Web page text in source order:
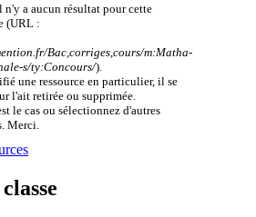
n'y a aucun résultat pour cette
(URL :
Bac,corriges,cours/m:Matha-
s/ty:Concours/).
une ressource en particulier, il se
l'ait retirée ou supprimée.
le cas ou sélectionnez d'autres
Merci.